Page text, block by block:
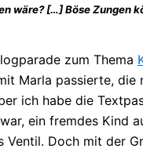
wäre? […] Böse Zungen
zum Thema
Marla passierte,
ich habe die
ein fremdes Kind
Doch mit der